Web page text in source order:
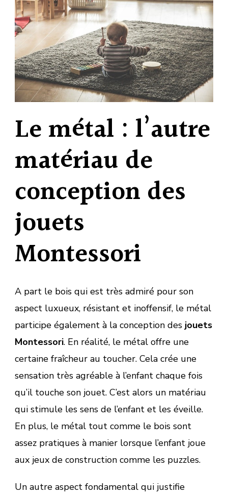
Le métal : l’autre
matériau de
conception des
jouets
Montessori
A part le bois qui est très admiré pour son
aspect luxueux, résistant et inoffensif, le métal
participe également à la conception des jouets
Montessori. En réalité, le métal offre une
certaine fraîcheur au toucher. Cela crée une
sensation très agréable à l’enfant chaque fois
qu’il touche son jouet. C’est alors un matériau
qui stimule les sens de l’enfant et les éveille.
En plus, le métal tout comme le bois sont
assez pratiques à manier lorsque l’enfant joue
aux jeux de construction comme les puzzles.
Un autre aspect fondamental qui justifie